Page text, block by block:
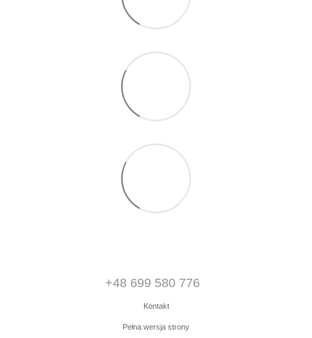
+48 699 580 776
Kontakt
Pełna wersja strony